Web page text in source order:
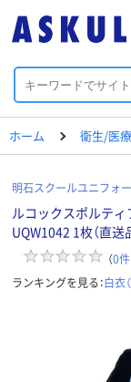
ホーム 衛生/医
明石スクールユニフォ
ルコックスポルテ
UQW1042 1枚（直送
（0
ランキングを見る：白衣